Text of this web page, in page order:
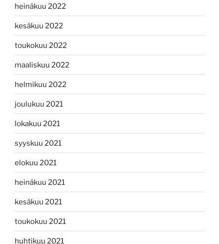
heinäkuu 2022
kesäkuu 2022
toukokuu 2022
maaliskuu 2022
helmikuu 2022
joulukuu 2021
lokakuu 2021
syyskuu 2021
elokuu 2021
heinäkuu 2021
kesäkuu 2021
toukokuu 2021
huhtikuu 2021